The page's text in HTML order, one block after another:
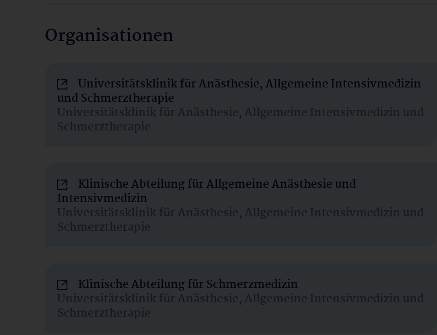
Organisationen
Universitätsklinik für Anästhesie, Allgemeine Intensivmedizin
und Schmerztherapie
Universitätsklinik für Anästhesie, Allgemeine Intensivmedizin und
Schmerztherapie
Klinische Abteilung für Allgemeine Anästhesie und
Intensivmedizin
Universitätsklinik für Anästhesie, Allgemeine Intensivmedizin und
Schmerztherapie
Klinische Abteilung für Schmerzmedizin
Universitätsklinik für Anästhesie, Allgemeine Intensivmedizin und
Schmerztherapie